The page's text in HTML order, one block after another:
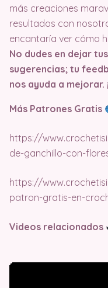
más creaciones
resultados con
encantaría ver cómo
No dudes en dejar
sugerencias; tu
nos ayuda a
Más Patrones Gratis
https://
de-ganchillo-con-
https://
patron-gratis-en-
Videos relacionados